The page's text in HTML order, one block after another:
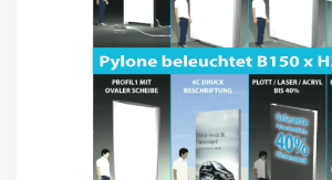
DREIECK PYLONE B150CM BELEUCHTET
DREIECK PYLONE B200CM BELEUCHTET
DREIECK PYLONE B250CM BELEUCHTET
DREIECK PYLONE B300CM BELEUCHTET